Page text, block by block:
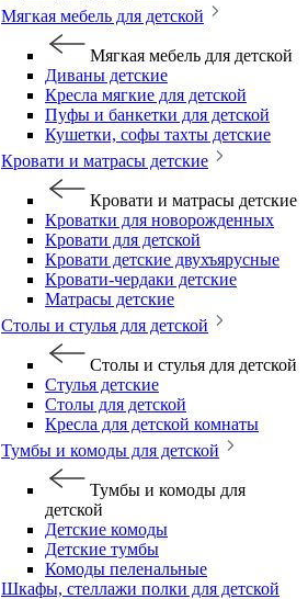
Мягкая мебель для детской
Мягкая мебель для детской
Диваны детские
Кресла мягкие для детской
Пуфы и банкетки для детской
Кушетки, софы тахты детские
Кровати и матрасы детские
Кровати и матрасы детские
Кроватки для новорожденных
Кровати для детской
Кровати детские двухъярусные
Кровати-чердаки детские
Матрасы детские
Столы и стулья для детской
Столы и стулья для детской
Стулья детские
Столы для детской
Кресла для детской комнаты
Тумбы и комоды для детской
Тумбы и комоды для
детской
Детские комоды
Детские тумбы
Комоды пеленальные
Шкафы, стеллажи полки для детской